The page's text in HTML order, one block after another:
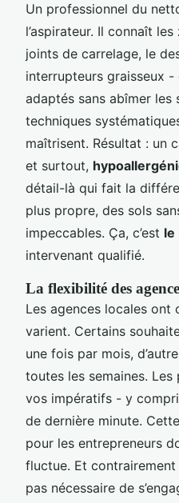
Un professionnel du
l’aspirateur. Il connaît
joints de carrelage, le
interrupteurs graisseux
adaptés sans abîmer les
techniques
maîtrisent. Résultat : un
et surtout,
détail-là qui fait la
plus propre, des sols
impeccables. Ça, c’est le
intervenant qualifié.
La flexibilité des
Les agences locales ont
varient. Certains
une fois par mois,
toutes les semaines. Les
vos impératifs - y
de dernière minute.
pour les entrepreneurs
fluctue. Et contrairement
pas nécessaire de